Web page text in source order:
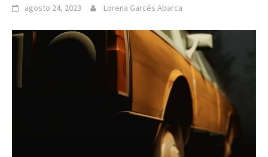
agosto 24, 2023 Lorena Garcés Abarca